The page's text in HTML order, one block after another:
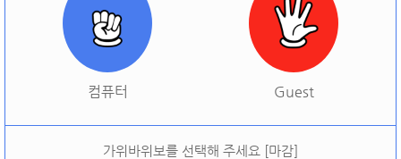
컴퓨터 Guest
가위바위보를 선택해 주세요 [마감]
오늘 승률: 오늘 결과: ]